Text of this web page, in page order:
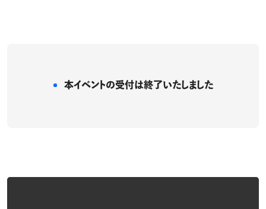
本イベントの受付は終了いたしました